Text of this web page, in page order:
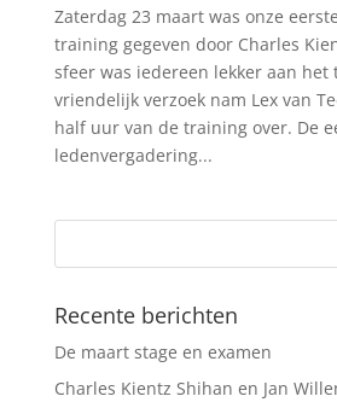
Zaterdag 23 maart was onze
training gegeven door Charles
sfeer was iedereen lekker aan het
vriendelijk verzoek nam Lex van
half uur van de training over. De
ledenvergadering...
Recente berichten
De maart stage en examen
Charles Kientz Shihan en Jan